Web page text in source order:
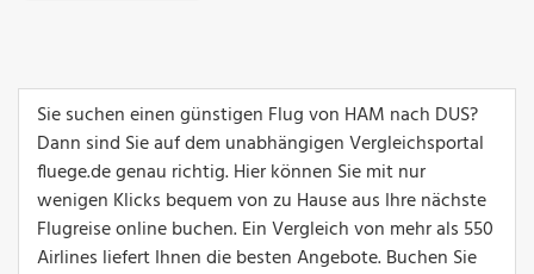
Sie suchen einen günstigen Flug von HAM nach DUS?
Dann sind Sie auf dem unabhängigen Vergleichsportal
fluege.de genau richtig. Hier können Sie mit nur
wenigen Klicks bequem von zu Hause aus Ihre nächste
Flugreise online buchen. Ein Vergleich von mehr als 550
Airlines liefert Ihnen die besten Angebote. Buchen Sie